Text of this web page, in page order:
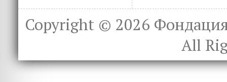
Copyright © 2026
All